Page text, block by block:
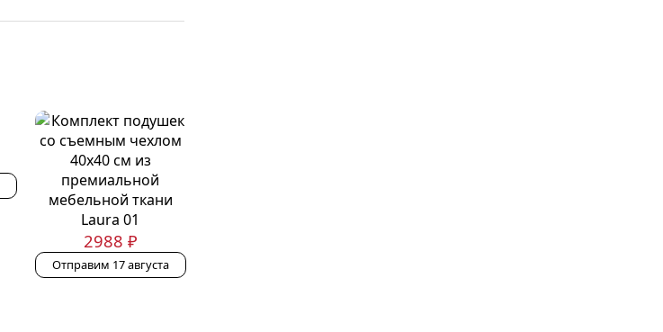
Laura 01
2988 ₽
Отправим 17 августа